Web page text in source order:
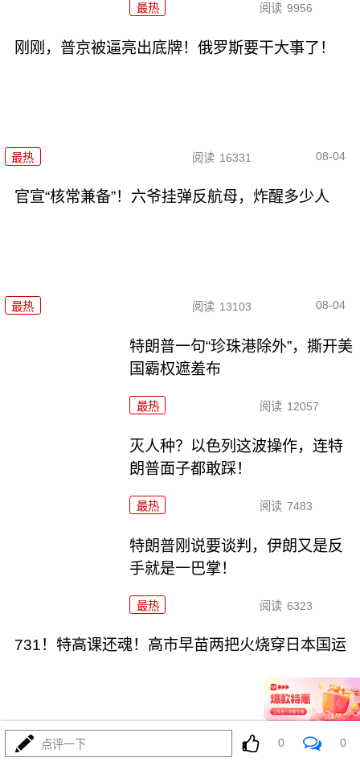
最热 阅读 9956
刚刚，普京被逼亮出底牌！俄罗斯要干大事了！
最热 阅读 16331 08-04
官宣“核常兼备”！六爷挂弹反航母，炸醒多少人
最热 阅读 13103 08-04
特朗普一句“珍珠港除外”，撕开美
国霸权遮羞布
最热 阅读 12057
灭人种？以色列这波操作，连特
朗普面子都敢踩！
最热 阅读 7483
特朗普刚说要谈判，伊朗又是反
手就是一巴掌！
最热 阅读 6323
731！特高课还魂！高市早苗两把火烧穿日本国运
最热 阅读 5888 08-04
点评一下 0 0